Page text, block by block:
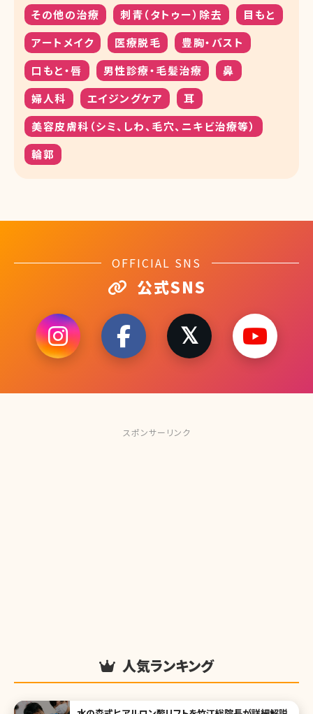
その他の治療
刺青（タトゥー）除去
目もと
アートメイク
医療脱毛
豊胸・バスト
口もと・唇
男性診療・毛髪治療
鼻
婦人科
エイジングケア
耳
美容皮膚科（シミ、しわ、毛穴、ニキビ治療等）
輪郭
OFFICIAL SNS
公式SNS
スポンサーリンク
人気ランキング